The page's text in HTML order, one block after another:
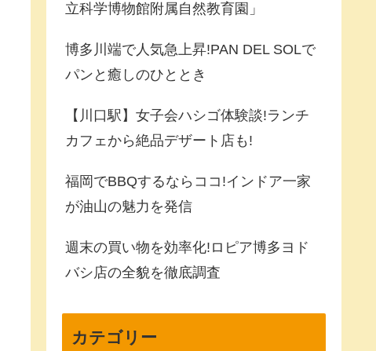
立科学博物館附属自然教育園」
博多川端で人気急上昇!PAN DEL SOLで
パンと癒しのひととき
【川口駅】女子会ハシゴ体験談!ランチ
カフェから絶品デザート店も!
福岡でBBQするならココ!インドア一家
が油山の魅力を発信
週末の買い物を効率化!ロピア博多ヨド
バシ店の全貌を徹底調査
カテゴリー